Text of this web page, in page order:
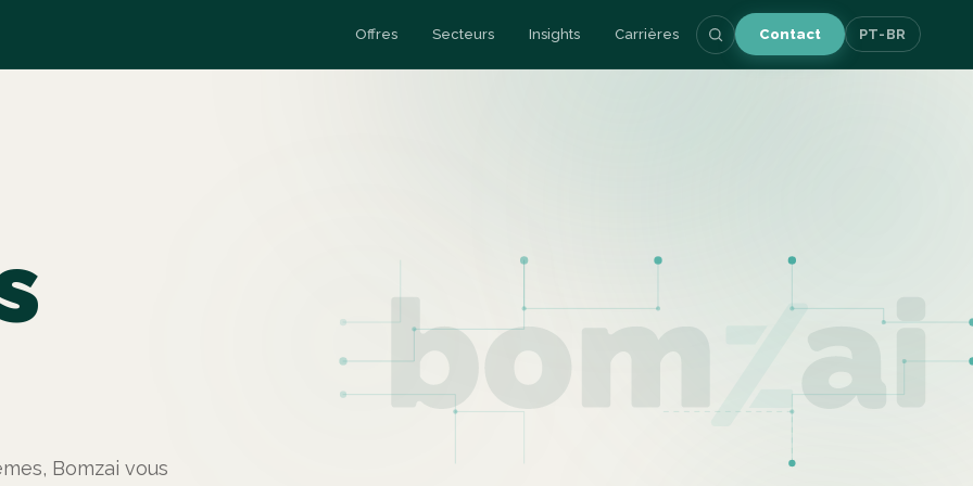
Offres Secteurs Insights Carrières Contact PT-BR
Esc
Bomzai vous